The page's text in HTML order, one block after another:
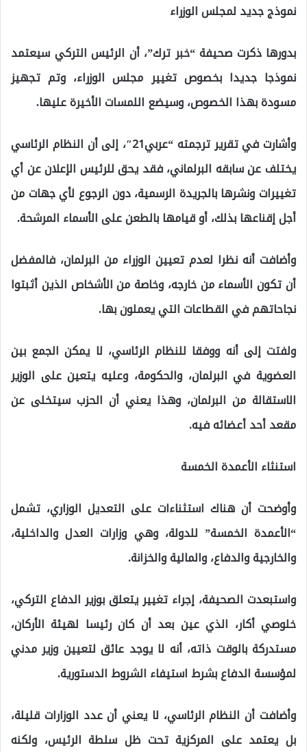
نموذج جديد لمجلس الوزراء
بدورها ذكرت صحيفة “خبر ترك”، أن الرئيس التركي سيعتمد
نموذجا جديدا بخصوص تغيير مجلس الوزراء، وتم تجهيز
مسودة بهذا الخصوص، وسيضع اللمسات الأخيرة عليها.
وأشارت في تقرير ترجمته “عربي21″، إلى أن النظام الرئاسي
يختلف عن سابقه البرلماني، فقد يحق للرئيس الإعلان عن أي
تغييرات ونشرها بالجريدة الرسمية، دون الرجوع لأي جهات من
أجل إقناعها بذلك، أو قيامها بالطعن على الأسماء المرشحة.
وأضافت أنه نظرا لعدم تعيين الوزراء من البرلمان، فالمفضل
أن تكون الأسماء من خارجه، وخاصة من الأشخاص الذين أثبتوا
نجاحاتهم في القطاعات التي يعملون بها.
ولفتت إلى أنه ووفقا للنظام الرئاسي، لا يمكن الجمع بين
العضوية في البرلمان، والحكومة، وعليه يتعين على الوزير
الاستقالة من البرلمان، وهذا يعني أن الحزب سيتخلى عن
مقعد أحد أعضائه فيه.
استنثاء الأعمدة الخمسة
وأوضحت أن هناك استثناءات على التعديل الوزاري، تشمل
“الأعمدة الخمسة” للدولة، وهي وزارات العدل والداخلية،
والخارجية والدفاع، والمالية والخزانة.
واستبعدت الصحيفة، إجراء تغيير يتعلق بوزير الدفاع التركي،
خلوصي أكار، الذي عين بعد أن كان رئيسا لهيئة الأركان،
مستدركة بالوقت ذاته، أنه لا يوجد عائق لتعيين وزير مدني
لمؤسسة الدفاع بشرط استيفاء الشروط الدستورية.
وأضافت أن النظام الرئاسي، لا يعني أن عدد الوزارات قليلة،
بل يعتمد على المركزية تحت ظل سلطة الرئيس، ولكنه